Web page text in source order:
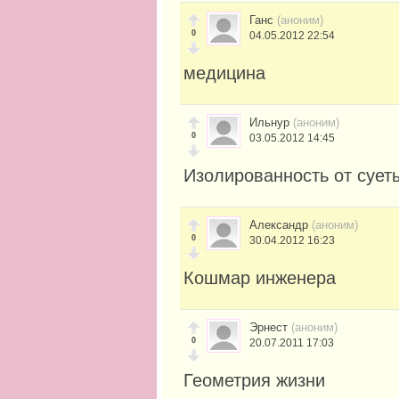
0
Ганс (аноним)
04.05.2012 22:54
медицина
0
Ильнур (аноним)
03.05.2012 14:45
Изолированность от
0
Александр (аноним)
30.04.2012 16:23
Кошмар инженера
0
Эрнест (аноним)
20.07.2011 17:03
Геометрия жизни